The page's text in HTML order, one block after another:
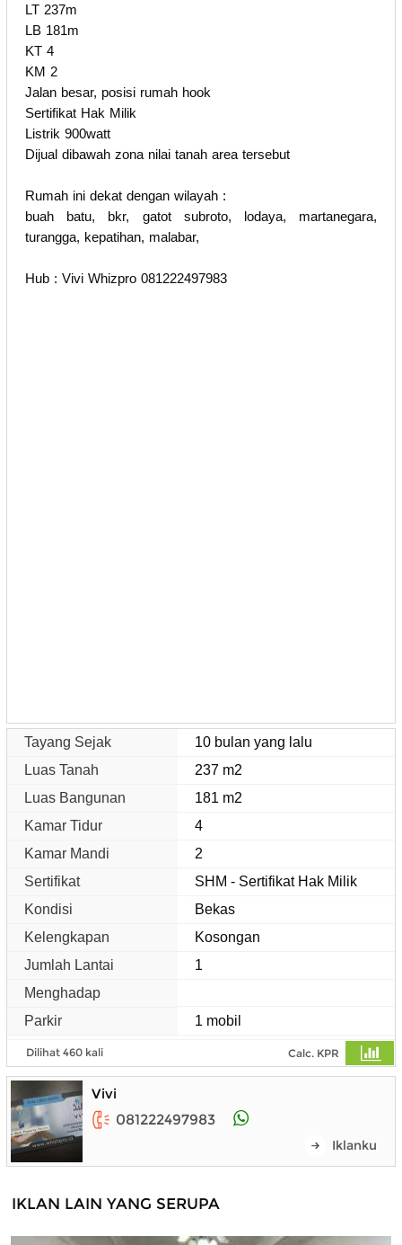
LT 237m
LB 181m
KT 4
KM 2
Jalan besar, posisi rumah hook
Sertifikat Hak Milik
Listrik 900watt
Dijual dibawah zona nilai tanah area tersebut
Rumah ini dekat dengan wilayah :
buah batu, bkr, gatot subroto, lodaya, martanegara,
turangga, kepatihan, malabar,
Hub : Vivi Whizpro 081222497983
Tayang Sejak
10 bulan yang lalu
Luas Tanah
237 m2
Luas Bangunan
181 m2
Kamar Tidur
4
Kamar Mandi
2
Sertifikat
SHM - Sertifikat Hak Milik
Kondisi
Bekas
Kelengkapan
Kosongan
Jumlah Lantai
1
Menghadap
Parkir
1 mobil
Dilihat 460 kali Calc. KPR
Vivi
081222497983
Iklanku
IKLAN LAIN YANG SERUPA